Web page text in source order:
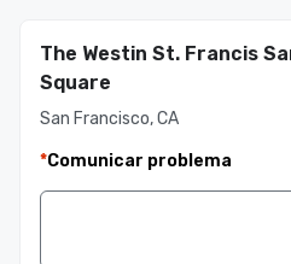
The Westin St. Francis
Square
San Francisco, CA
*Comunicar problema